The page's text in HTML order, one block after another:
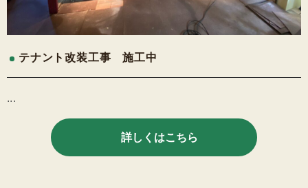
テナント改装工事 施工中
...
詳しくはこちら